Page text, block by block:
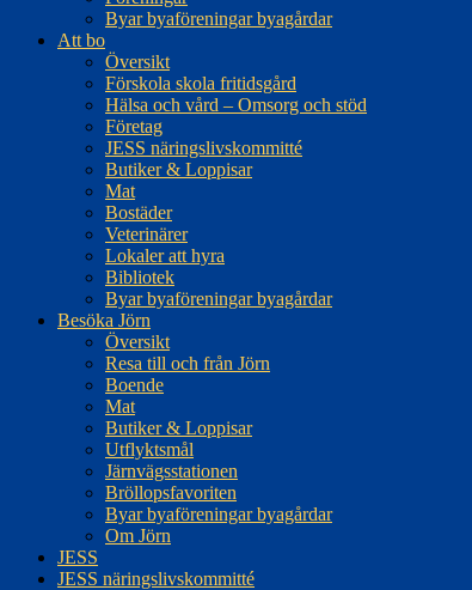
Byar byaföreningar byagårdar
Att bo
Översikt
Förskola skola fritidsgård
Hälsa och vård – Omsorg och stöd
Företag
JESS näringslivskommitté
Butiker & Loppisar
Mat
Bostäder
Veterinärer
Lokaler att hyra
Bibliotek
Byar byaföreningar byagårdar
Besöka Jörn
Översikt
Resa till och från Jörn
Boende
Mat
Butiker & Loppisar
Utflyktsmål
Järnvägsstationen
Bröllopsfavoriten
Byar byaföreningar byagårdar
Om Jörn
JESS
JESS näringslivskommitté